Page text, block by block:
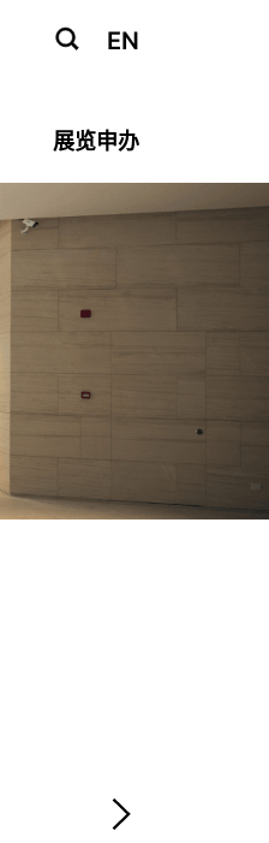
EN
展览申办